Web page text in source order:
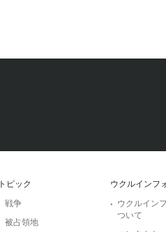
トピック
戦争
被占領地
ウクルインフ
ウクルイン
ついて